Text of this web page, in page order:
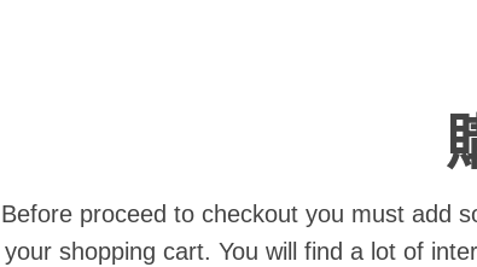
Before proceed to checkout you must add
your shopping cart. You will find a lot of